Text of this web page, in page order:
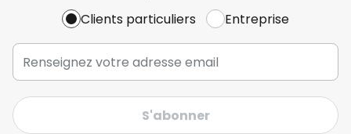
Clients particuliers Entreprise
S'abonner